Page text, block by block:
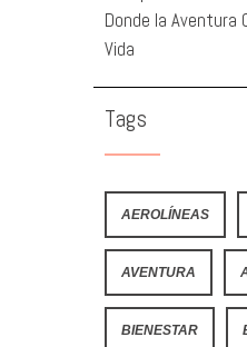
Donde la Aventura
Vida
Tags
AEROLÍNEAS
AVENTURA
BIENESTAR